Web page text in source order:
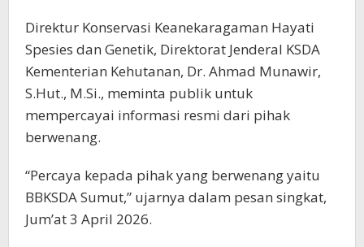
Direktur Konservasi Keanekaragaman Hayati
Spesies dan Genetik, Direktorat Jenderal KSDA
Kementerian Kehutanan, Dr. Ahmad Munawir,
S.Hut., M.Si., meminta publik untuk
mempercayai informasi resmi dari pihak
berwenang.
“Percaya kepada pihak yang berwenang yaitu
BBKSDA Sumut,” ujarnya dalam pesan singkat,
Jum’at 3 April 2026.